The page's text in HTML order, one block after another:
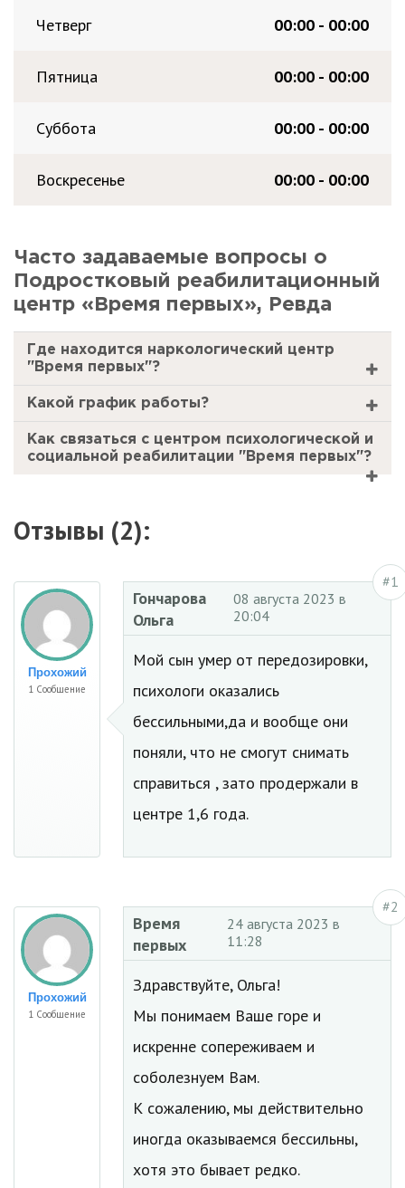
Четверг 00:00 - 00:00
Пятница 00:00 - 00:00
Суббота 00:00 - 00:00
Воскресенье 00:00 - 00:00
Часто задаваемые вопросы о
Подростковый реабилитационный
центр «Время первых», Ревда
Где находится наркологический центр
"Время первых"?
Какой график работы?
Как связаться с центром психологической и
социальной реабилитации "Время первых"?
Отзывы (2):
Прохожий
1 Сообщение
#1
Гончарова
Ольга
08 августа 2023 в
20:04
Мой сын умер от передозировки,
психологи оказались
бессильными,да и вообще они
поняли, что не смогут снимать
справиться , зато продержали в
центре 1,6 года.
Прохожий
1 Сообщение
#2
Время
первых
24 августа 2023 в
11:28
Здравствуйте, Ольга!
Мы понимаем Ваше горе и
искренне сопереживаем и
соболезнуем Вам.
К сожалению, мы действительно
иногда оказываемся бессильны,
хотя это бывает редко.